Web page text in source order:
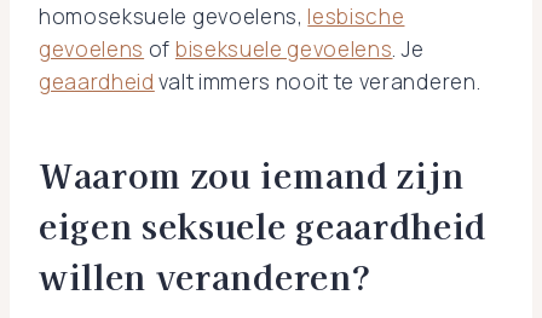
homoseksuele gevoelens, lesbische
gevoelens of biseksuele gevoelens. Je
geaardheid valt immers nooit te veranderen.
Waarom zou iemand zijn
eigen seksuele geaardheid
willen veranderen?